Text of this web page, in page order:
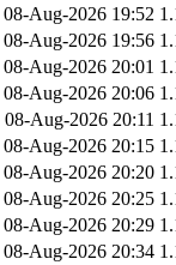
08-Aug-2026 19:52
08-Aug-2026 19:56
08-Aug-2026 20:01
08-Aug-2026 20:06
08-Aug-2026 20:11
08-Aug-2026 20:15
08-Aug-2026 20:20
08-Aug-2026 20:25
08-Aug-2026 20:29
08-Aug-2026 20:34